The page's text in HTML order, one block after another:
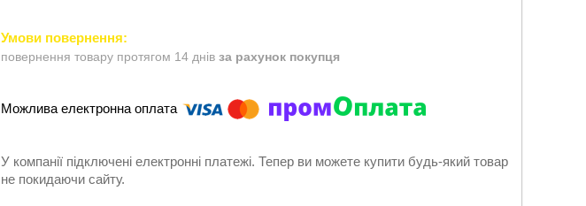
повернення товару протягом 14 днів за рахунок покупця
У компанії підключені електронні платежі. Тепер ви можете купити будь-який товар
не покидаючи сайту.